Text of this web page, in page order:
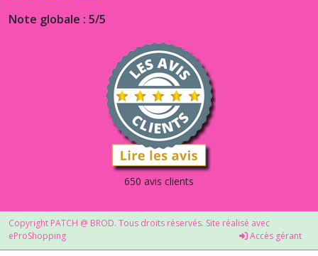
Note globale : 5/5
650 avis clients
Copyright PATCH @ BROD. Tous droits réservés. Site réalisé avec
eProShopping
Accès gérant